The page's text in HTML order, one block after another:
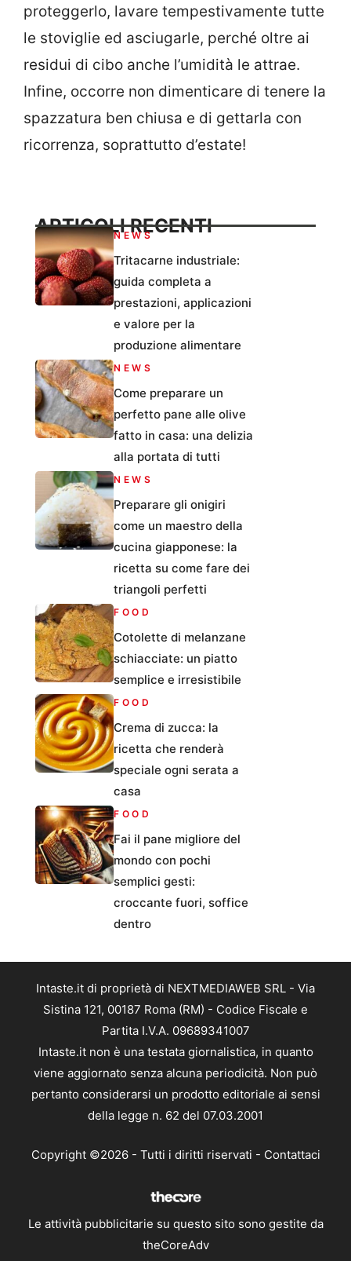
proteggerlo, lavare tempestivamente tutte
le stoviglie ed asciugarle, perché oltre ai
residui di cibo anche l’umidità le attrae.
Infine, occorre non dimenticare di tenere la
spazzatura ben chiusa e di gettarla con
ricorrenza, soprattutto d’estate!
ARTICOLI RECENTI
NEWS
Tritacarne industriale:
guida completa a
prestazioni, applicazioni
e valore per la
produzione alimentare
NEWS
Come preparare un
perfetto pane alle olive
fatto in casa: una delizia
alla portata di tutti
NEWS
Preparare gli onigiri
come un maestro della
cucina giapponese: la
ricetta su come fare dei
triangoli perfetti
FOOD
Cotolette di melanzane
schiacciate: un piatto
semplice e irresistibile
FOOD
Crema di zucca: la
ricetta che renderà
speciale ogni serata a
casa
FOOD
Fai il pane migliore del
mondo con pochi
semplici gesti:
croccante fuori, soffice
dentro
Intaste.it di proprietà di NEXTMEDIAWEB SRL - Via
Sistina 121, 00187 Roma (RM) - Codice Fiscale e
Partita I.V.A. 09689341007
Intaste.it non è una testata giornalistica, in quanto
viene aggiornato senza alcuna periodicità. Non può
pertanto considerarsi un prodotto editoriale ai sensi
della legge n. 62 del 07.03.2001
Copyright ©2026 - Tutti i diritti riservati - Contattaci
Le attività pubblicitarie su questo sito sono gestite da
theCoreAdv